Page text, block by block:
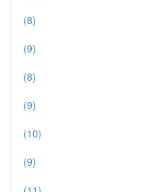
(8)
(9)
(8)
(9)
(10)
(9)